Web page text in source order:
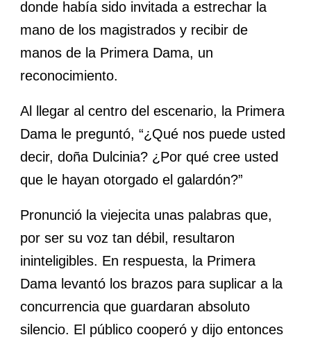
donde había sido invitada a estrechar la
mano de los magistrados y recibir de
manos de la Primera Dama, un
reconocimiento.
Al llegar al centro del escenario, la Primera
Dama le preguntó, “¿Qué nos puede usted
decir, doña Dulcinia? ¿Por qué cree usted
que le hayan otorgado el galardón?”
Pronunció la viejecita unas palabras que,
por ser su voz tan débil, resultaron
ininteligibles. En respuesta, la Primera
Dama levantó los brazos para suplicar a la
concurrencia que guardaran absoluto
silencio. El público cooperó y dijo entonces